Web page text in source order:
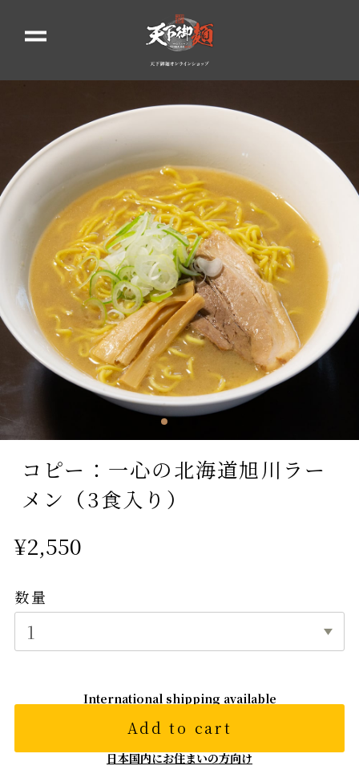
コピー：一心の北海道旭川ラー
メン（3食入り）
¥2,550
数量
International shipping available
Add to cart
日本国内にお住まいの方向け